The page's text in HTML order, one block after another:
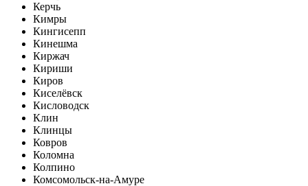
Керчь
Кимры
Кингисепп
Кинешма
Киржач
Кириши
Киров
Киселёвск
Кисловодск
Клин
Клинцы
Ковров
Коломна
Колпино
Комсомольск-на-Амуре